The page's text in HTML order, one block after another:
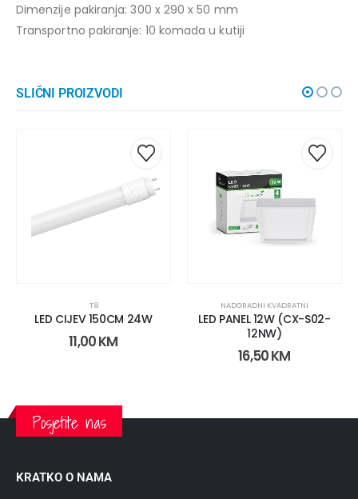
Dimenzije pakiranja: 300 x 290 x 50 mm
Transportno pakiranje: 10 komada u kutiji
SLIČNI PROIZVODI
T8
LED CIJEV 150CM 24W
11,00KM
NADGRADNI KVADRATNI
LED PANEL 12W (CX-S02-
12NW)
16,50KM
Posjetite nas
KRATKO O NAMA